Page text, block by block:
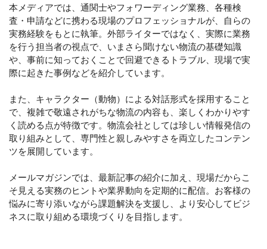
本メディアでは、通関士やフォワーディング業務、各種検
査・申請などに携わる現場のプロフェッショナルが、自らの
実務経験をもとに執筆。外部ライターではなく、実際に業務
を行う担当者の視点で、いまさら聞けない物流の基礎知識
や、事前に知っておくことで回避できるトラブル、現場で実
際に起きた事例などを紹介しています。
また、キャラクター（動物）による対話形式を採用すること
で、複雑で敬遠されがちな物流の内容も、楽しくわかりやす
く読める点が特徴です。物流会社としては珍しい情報発信の
取り組みとして、専門性と親しみやすさを両立したコンテン
ツを展開しています。
メールマガジンでは、最新記事の紹介に加え、現場だからこ
そ見える実務のヒントや業界動向を定期的に配信。お客様の
悩みに寄り添いながら課題解決を支援し、より安心してビジ
ネスに取り組める環境づくりを目指します。